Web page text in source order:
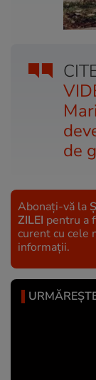
de
Abonați-vă la
ZILEI pentru a
curent cu cele
informații.